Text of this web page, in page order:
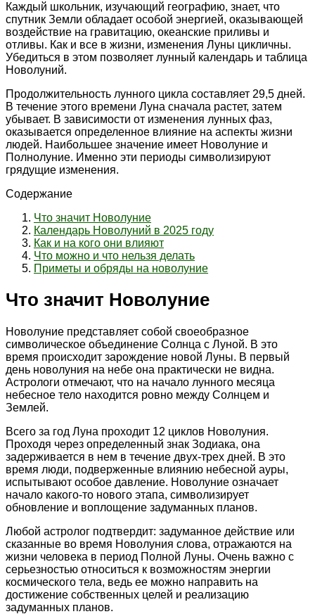
Каждый школьник, изучающий географию, знает, что
спутник Земли обладает особой энергией, оказывающей
воздействие на гравитацию, океанские приливы и
отливы. Как и все в жизни, изменения Луны цикличны.
Убедиться в этом позволяет лунный календарь и таблица
Новолуний.
Продолжительность лунного цикла составляет 29,5 дней.
В течение этого времени Луна сначала растет, затем
убывает. В зависимости от изменения лунных фаз,
оказывается определенное влияние на аспекты жизни
людей. Наибольшее значение имеет Новолуние и
Полнолуние. Именно эти периоды символизируют
грядущие изменения.
Содержание
Что значит Новолуние
Календарь Новолуний в 2025 году
Как и на кого они влияют
Что можно и что нельзя делать
Приметы и обряды на новолуние
Что значит Новолуние
Новолуние представляет собой своеобразное
символическое объединение Солнца с Луной. В это
время происходит зарождение новой Луны. В первый
день новолуния на небе она практически не видна.
Астрологи отмечают, что на начало лунного месяца
небесное тело находится ровно между Солнцем и
Землей.
Всего за год Луна проходит 12 циклов Новолуния.
Проходя через определенный знак Зодиака, она
задерживается в нем в течение двух-трех дней. В это
время люди, подверженные влиянию небесной ауры,
испытывают особое давление. Новолуние означает
начало какого-то нового этапа, символизирует
обновление и воплощение задуманных планов.
Любой астролог подтвердит: задуманное действие или
сказанные во время Новолуния слова, отражаются на
жизни человека в период Полной Луны. Очень важно с
серьезностью относиться к возможностям энергии
космического тела, ведь ее можно направить на
достижение собственных целей и реализацию
задуманных планов.